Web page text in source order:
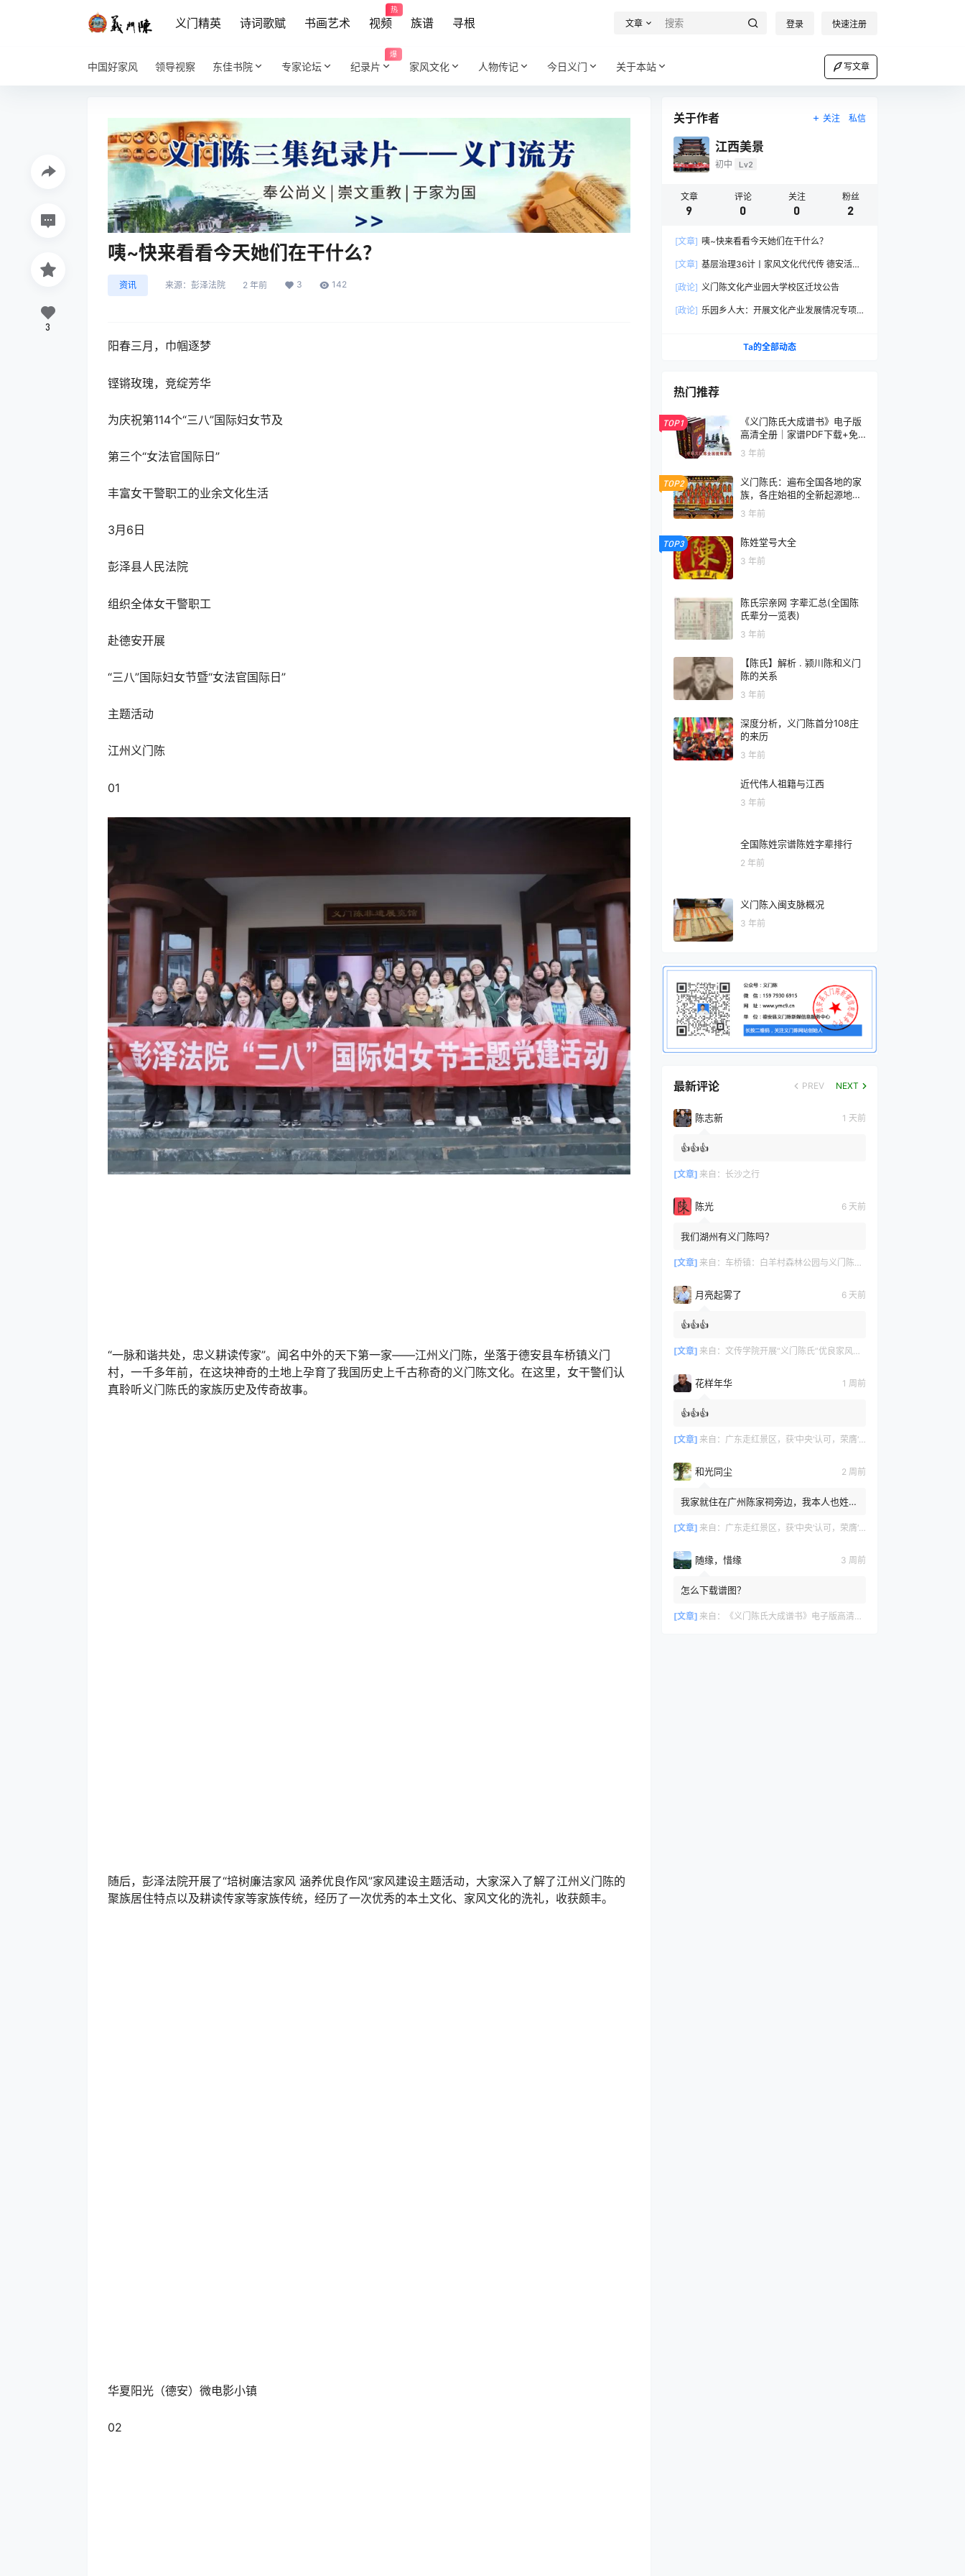
义门精英 诗词歌赋 书画艺术 视频
热
族谱 寻根 文章 登录 快速注册
中国好家风 领导视察 东佳书院 专家论坛 纪录片
爆
家风文化 人物传记 今日义门 关于本站 写文章
咦~快来看看今天她们在干什么？
资讯 来源： 彭泽法院 2 年前 3 142
阳春三月，巾帼逐梦
铿锵玫瑰，竞绽芳华
为庆祝第114个“三八”国际妇女节及
第三个“女法官国际日”
丰富女干警职工的业余文化生活
3月6日
彭泽县人民法院
组织全体女干警职工
赴德安开展
“三八”国际妇女节暨“女法官国际日”
主题活动
江州义门陈
01
“一脉和谐共处，忠义耕读传家”。闻名中外的天下第一家——江州义门陈，坐落于德安县车桥镇义门
村，一千多年前，在这块神奇的土地上孕育了我国历史上千古称奇的义门陈文化。在这里，女干警们认
真聆听义门陈氏的家族历史及传奇故事。
随后，彭泽法院开展了“培树廉洁家风 涵养优良作风”家风建设主题活动，大家深入了解了江州义门陈的
聚族居住特点以及耕读传家等家族传统，经历了一次优秀的本土文化、家风文化的洗礼，收获颇丰。
华夏阳光（德安）微电影小镇
02
3
关于作者 关注 私信
江西美景
初中 Lv2
文章
9
评论
0
关注
0
粉丝
2
[文章] 咦~快来看看今天她们在干什么？
[文章] 基层治理36计丨家风文化代代传 德安活用
[政论] 义门陈文化产业园大学校区迁坟公告
[政论] 乐园乡人大：开展文化产业发展情况专项
Ta的全部动态
热门推荐
TOP1
《义门陈氏大成谱书》电子版
高清全册｜家谱PDF下载+免
费在线阅读｜官方正版无水印
3 年前
TOP2
义门陈氏：遍布全国各地的家
族，各庄始祖的全新起源地揭
3 年前
TOP3 陈姓堂号大全
3 年前
陈氏宗亲网 字辈汇总(全国陈
氏辈分一览表)
3 年前
【陈氏】解析 . 颍川陈和义门
陈的关系
3 年前
深度分析，义门陈首分108庄
的来历
3 年前
近代伟人祖籍与江西
3 年前
全国陈姓宗谱陈姓字辈排行
2 年前
义门陈入闽支脉概况
3 年前
最新评论 PREV NEXT
陈志新 1 天前
👍👍👍
[文章] 来自： 长沙之行
陈光 6 天前
我们湖州有义门陈吗？
[文章] 来自： 车桥镇：白羊村森林公园与义门陈文化产业园共绘文旅新篇章
月亮起雾了 6 天前
👍👍👍
[文章] 来自： 文传学院开展“义门陈氏”优良家风研学活动
花样年华 1 周前
👍👍👍
[文章] 来自： 广东走红景区，获‘中央’认可，荣膺‘广州文化名片
和光同尘 2 周前
我家就住在广州陈家祠旁边，我本人也姓
道自己是否也来自义门陈氏。
[文章] 来自： 广东走红景区，获‘中央’认可，荣膺‘广州文化名片
随缘，惜缘 3 周前
怎么下载谱图？
[文章] 来自： 《义门陈氏大成谱书》电子版高清全册｜家谱PDF下载+免费在线阅读｜官方正版无水印